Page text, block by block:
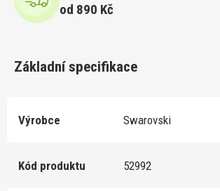
od 890 Kč
Základní specifikace
Výrobce Swarovski
Kód produktu 52992